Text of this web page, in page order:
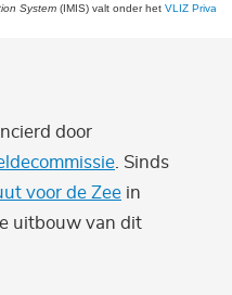
System (IMIS) valt onder het VLIZ Privacy
door
. Sinds
voor de Zee in
uitbouw van dit